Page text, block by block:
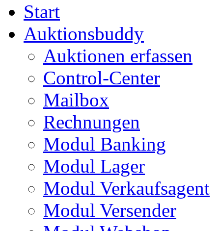
Start
Auktionsbuddy
Auktionen erfassen
Control-Center
Mailbox
Rechnungen
Modul Banking
Modul Lager
Modul Verkaufsagent
Modul Versender